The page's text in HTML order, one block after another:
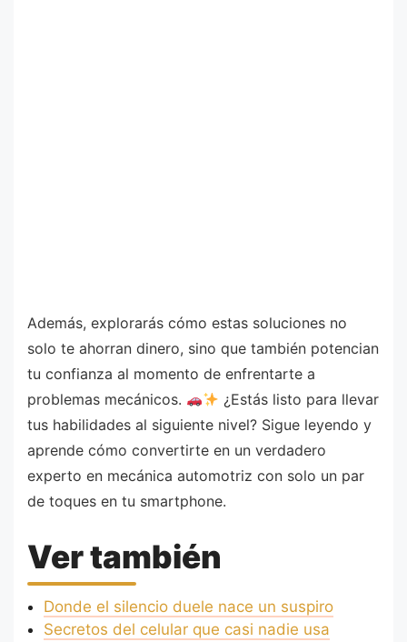
Además, explorarás cómo estas soluciones no
solo te ahorran dinero, sino que también potencian
tu confianza al momento de enfrentarte a
problemas mecánicos.
¿Estás listo para llevar
tus habilidades al siguiente nivel? Sigue leyendo y
aprende cómo convertirte en un verdadero
experto en mecánica automotriz con solo un par
de toques en tu smartphone.
Ver también
Donde el silencio duele nace un suspiro
Secretos del celular que casi nadie usa